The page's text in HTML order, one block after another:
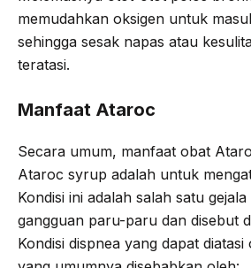
memudahkan oksigen untuk
sehingga sesak napas atau
teratasi.
Manfaat Ataroc
Secara umum, manfaat obat
Ataroc syrup adalah untuk
Kondisi ini adalah salah satu
gangguan paru-paru dan disebut
Kondisi dispnea yang dapat